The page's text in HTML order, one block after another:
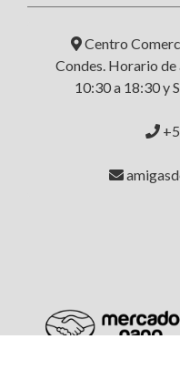
Centro
Condes. Horario de
10:30 a 18:30 y